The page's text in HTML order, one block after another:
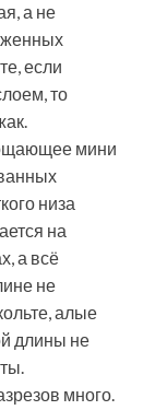
а не
если
то
мини
низа
на
а всё
не
алые
длины не
много.